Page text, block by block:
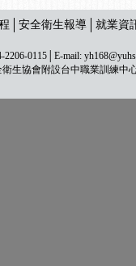
安全衛生報導 就業資
2206-0115│E-mail:
生協會附設台中職業訓練中